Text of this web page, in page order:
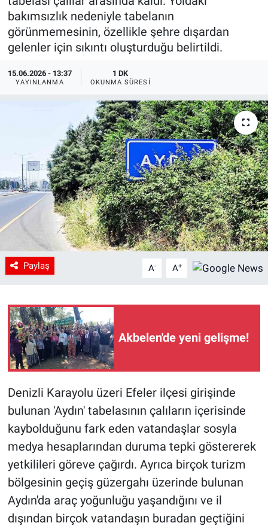
bakımsızlık nedeniyle tabelanın
görünmemesinin, özellikle şehre dışardan
gelenler için sıkıntı oluşturduğu belirtildi.
15.06.2026 - 13:37
YAYINLANMA
1 DK
OKUNMA SÜRESI
Paylaş A- A+
Akbelen'de yeni gelişme!
Denizli Karayolu üzeri Efeler ilçesi girişinde
bulunan 'Aydın' tabelasının çalıların içerisinde
kaybolduğunu fark eden vatandaşlar sosyla
medya hesaplarından duruma tepki göstererek
yetkilileri göreve çağırdı. Ayrıca birçok turizm
bölgesinin geçiş güzergahı üzerinde bulunan
Aydın'da araç yoğunluğu yaşandığını ve il
dışından birçok vatandaşın buradan geçtiğini